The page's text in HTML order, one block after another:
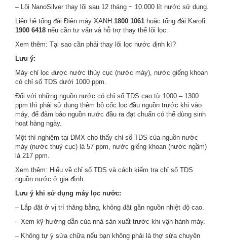
– Lõi NanoSilver thay lõi sau 12 tháng ~ 10.000 lít nước sử dụng.
Liên hệ tổng đài Điện máy XANH 1800 1061 hoặc tổng đài Karofi
1900 6418 nếu cần tư vấn và hỗ trợ thay thế lõi lọc.
Xem thêm: Tại sao cần phải thay lõi lọc nước định kì?
Lưu ý:
Máy chỉ lọc được nước thủy cục (nước máy), nước giếng khoan
có chỉ số TDS dưới 1000 ppm.
Đối với những nguồn nước có chỉ số TDS cao từ 1000 – 1300
ppm thì phải sử dụng thêm bộ cốc lọc đầu nguồn trước khi vào
máy, để đảm bảo nguồn nước đầu ra đạt chuẩn có thể dùng sinh
hoạt hàng ngày.
Một thí nghiệm tại ĐMX cho thấy chỉ số TDS của nguồn nước
máy (nước thuỷ cục) là 57 ppm, nước giếng khoan (nước ngầm)
là 217 ppm.
Xem thêm: Hiểu về chỉ số TDS và cách kiểm tra chỉ số TDS
nguồn nước ở gia đình
Lưu ý khi sử dụng máy lọc nước:
– Lắp đặt ở vị trí thăng bằng, không đặt gần nguồn nhiệt độ cao.
– Xem kỹ hướng dẫn của nhà sản xuất trước khi vận hành máy.
– Không tự ý sửa chữa nếu bạn không phải là thợ sửa chuyên